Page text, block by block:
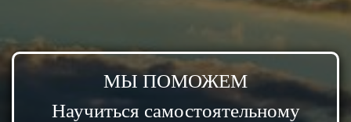
МЫ ПОМОЖЕМ
Научиться самостоятельному